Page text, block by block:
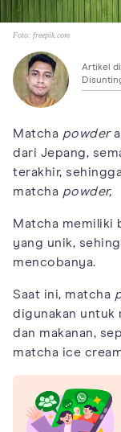
Foto: freepik.com
Artikel
Matcha powder
dari Jepang,
terakhir,
matcha powder,
Matcha memiliki
yang unik,
mencobanya.
Saat ini, matcha
digunakan untuk
dan makanan,
matcha ice